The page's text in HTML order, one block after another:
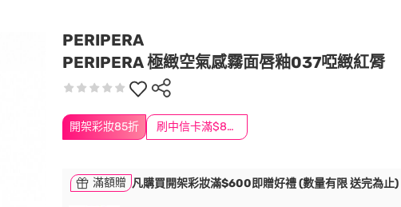
PERIPERA
PERIPERA 極緻空氣感霧面唇釉037啞緻紅脣
開架彩妝85折 刷中信卡滿$888送3萬點
滿額贈 凡購買開架彩妝滿$600即贈好禮 (數量有限 送完為止)